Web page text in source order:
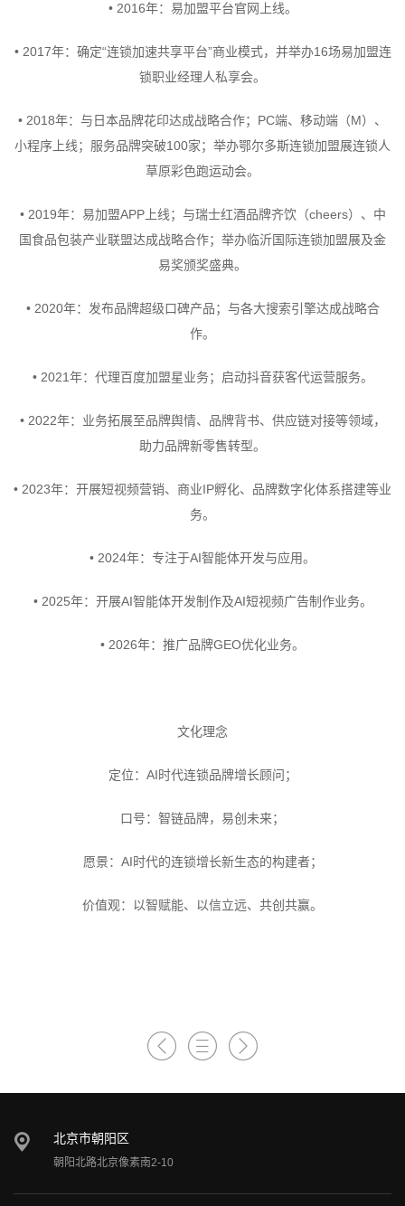
• 2016年：易加盟平台官网上线。
• 2017年：确定“连锁加速共享平台”商业模式，并举办16场易加盟连
锁职业经理人私享会。
• 2018年：与日本品牌花印达成战略合作；PC端、移动端（M）、
小程序上线；服务品牌突破100家；举办鄂尔多斯连锁加盟展连锁人
草原彩色跑运动会。
• 2019年：易加盟APP上线；与瑞士红酒品牌齐饮（cheers）、中
国食品包装产业联盟达成战略合作；举办临沂国际连锁加盟展及金
易奖颁奖盛典。
• 2020年：发布品牌超级口碑产品；与各大搜索引擎达成战略合
作。
• 2021年：代理百度加盟星业务；启动抖音获客代运营服务。
• 2022年：业务拓展至品牌舆情、品牌背书、供应链对接等领域，
助力品牌新零售转型。
• 2023年：开展短视频营销、商业IP孵化、品牌数字化体系搭建等业
务。
• 2024年：专注于AI智能体开发与应用。
• 2025年：开展AI智能体开发制作及AI短视频广告制作业务。
• 2026年：推广品牌GEO优化业务。
文化理念
定位：AI时代连锁品牌增长顾问；
口号：智链品牌，易创未来；
愿景：AI时代的连锁增长新生态的构建者；
价值观：以智赋能、以信立远、共创共赢。
北京市朝阳区
朝阳北路北京像素南2-10